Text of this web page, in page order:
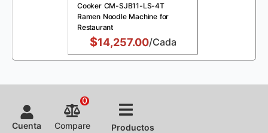
Cooker CM-SJB11-LS-4T
Ramen Noodle Machine for
Restaurant
$14,257.00/Cada
Cuenta Compare
0
Productos